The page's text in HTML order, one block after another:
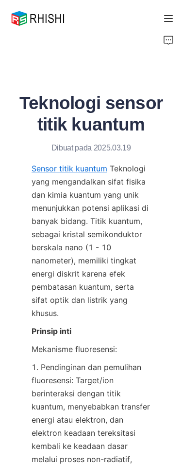
Teknologi sensor
titik kuantum
Dibuat pada 2025.03.19
Sensor titik kuantum Teknologi
yang mengandalkan sifat fisika
dan kimia kuantum yang unik
menunjukkan potensi aplikasi di
banyak bidang. Titik kuantum,
sebagai kristal semikonduktor
berskala nano (1 - 10
nanometer), memiliki tingkat
energi diskrit karena efek
pembatasan kuantum, serta
sifat optik dan listrik yang
khusus.
Prinsip inti
Mekanisme fluoresensi:
1. Pendinginan dan pemulihan
fluoresensi: Target/ion
berinteraksi dengan titik
kuantum, menyebabkan transfer
energi atau elektron, dan
elektron keadaan tereksitasi
kembali ke keadaan dasar
melalui proses non-radiatif,
About Us